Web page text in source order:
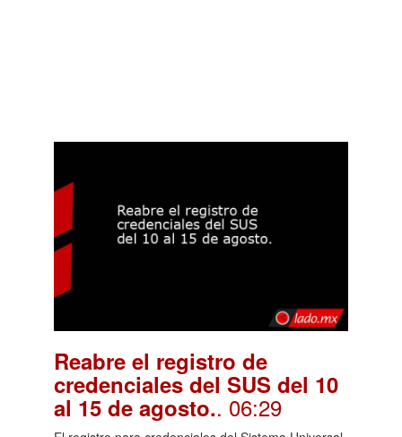
Reabre el registro de
credenciales del SUS del 10
al 15 de agosto.. 06:29